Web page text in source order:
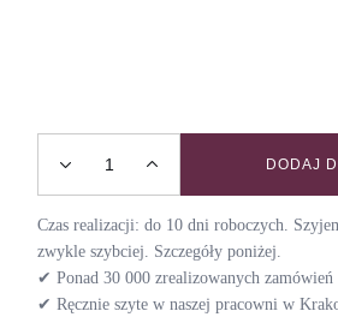
Obroża półzaciskowa SKY / DAY
DODAJ
Czas realizacji: do 10 dni roboczych.
zwykle szybciej. Szczegóły poniżej.
✔ Ponad 30 000 zrealizowanych zamówień
✔ Ręcznie szyte w naszej pracowni w